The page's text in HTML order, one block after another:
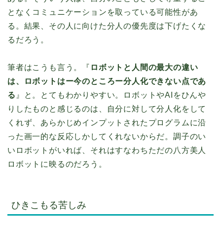
となくコミュニケーションを取っている可能性があ
る。結果、その人に向けた分人の優先度は下げたくな
るだろう。
筆者はこうも言う。『 ロボットと人間の最大の違い
は、ロボットはー今のところー分人化できない点であ
る 』と。とてもわかりやすい。ロボットやAIをひんや
りしたものと感じるのは、自分に対して分人化をして
くれず、あらかじめインプットされたプログラムに沿
った画一的な反応しかしてくれないからだ。調子のい
いロボットがいれば、それはすなわちただの八方美人
ロボットに映るのだろう。
ひきこもる苦しみ